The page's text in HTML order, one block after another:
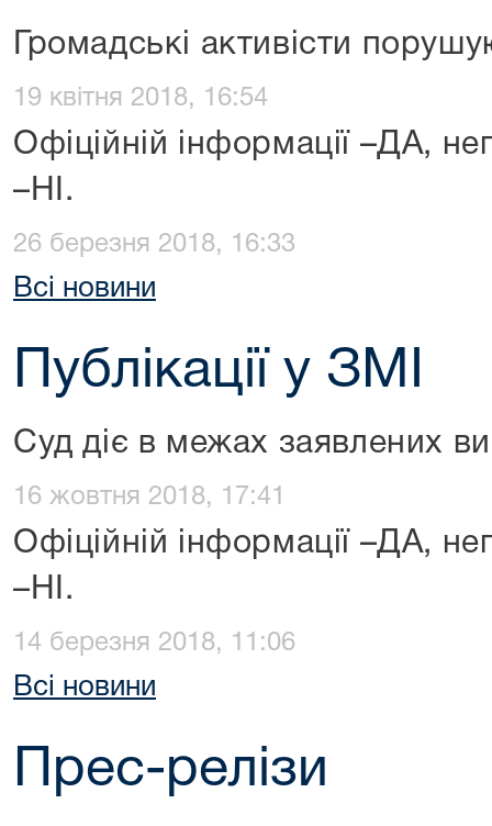
Громадські активісти
19 квітня 2018, 16:54
Офіційній інформації –ДА,
–НІ.
26 березня 2018, 16:33
Всі новини
Публікації у ЗМІ
Суд діє в межах заявлених
16 жовтня 2018, 17:41
Офіційній інформації –ДА,
–НІ.
14 березня 2018, 11:06
Всі новини
Прес-релізи